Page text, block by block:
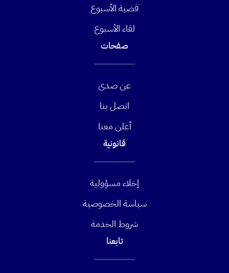
قضية الأسبوع
لقاء الأسبوع
صفحات
عن صدى
اتصل بنا
أعلن معنا
قانونية
إخلاء مسؤولية
سياسة الخصوصية
شروط الخدمة
تابعنا